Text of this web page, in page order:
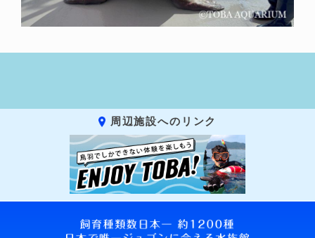
周辺施設へのリンク